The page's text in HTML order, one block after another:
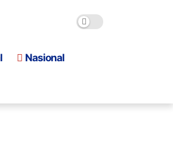
Nasional